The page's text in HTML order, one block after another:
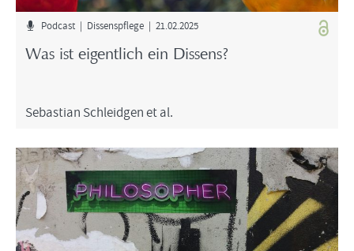
Pod­cast | Dis­sens­pfle­ge | 21.02.2025
Was ist ei­gent­lich ein Dis­sens?
Se­bas­ti­an Schleid­gen et al.